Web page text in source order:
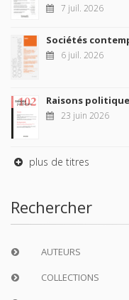
7 juil. 2026
Sociétés
6 juil. 2026
Raisons
23 juin 2026
plus de titres
Rechercher
AUTEURS
COLLECTIONS